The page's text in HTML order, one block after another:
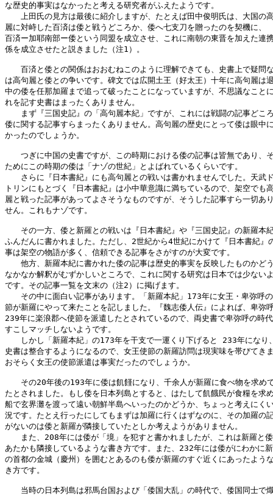
な歴史的事実はなかったと考える研究者がふえたようです。
上田氏の見方は最後に紹介しますが、たとえば田中俊明氏は、大国の
麗に対峙した百済は倭と戦うどころか、倭へ七支刀を贈ったのを契機に、
百済ー加耶南部ー倭という同盟を成立させ、これに南朝の東晋を加えた連
係を成立させたと説きました（注1）。
百済と倭との関係はおおむねこのように理解できても、史書上で疑問
は高句麗と倭との争いです。碑文では広開土王（好太王）十年に高句麗は
中の倭を任那加羅まで追って破ったことになっていますが、不思議なこと
れを記す史書はまったくありません。
まず『三国史記』の「高句麗本紀」ですが、これには戦闘の記事どこ
倭に関する記事すらまったくありません。高句麗の歴史にとって倭は眼中
かったのでしょうか。
つぎに中国の史書ですが、この時期における倭の記事は皆無であり、
ためにこの時期の倭は「ナゾの世紀」とよばれているくらいです。
さらに『日本書紀』にも高句麗との戦いは書かれませんでした。天武
トリンにもとづく『日本書紀』は小中華意識に満ちているので、架空でも
麗と戦った記事があってよさそうなものですが、そうした記事すら一切あ
せん。これもナゾです。
その一方、倭と新羅との戦いは『日本書紀』や『三国史記』の新羅本
ふんだんに書かれました。ただし、2世紀から4世紀にかけて『日本書紀』
事は架空の物語が多く、信頼できる記事をさがすのが大変です。
他方、新羅本紀に書かれた倭の記事は歴史的事実を反映したものかど
なかなか解釈がむずかしいところで、これに関する研究は日本では少ない
です。その記事一覧を文末の（注2）に掲げます。
その中に面白い記事があります。「新羅本紀」173年に女王・卑弥呼
節が新羅にやって来たことを記しました。『魏志倭人伝』によれば、卑弥
239年に楽浪郡へ使節を派遣したとされているので、両史書で卑弥呼の時
すこしマッチしないようです。
しかし「新羅本紀」の173年を干支で一運くり下げると 233年になり
史書は整合するようになるので、女王使節の新羅訪問は現実味を帯びてき
おそらく女王の使節派遣は事実だったのでしょうか。
その20年後の193年に倭は飢饉になり、千余人が新羅に食べ物を求め
たとされました。もし倭を日本列島とすると、はたして飢餓民が食糧を求
船で玄界灘を渡って遠い朝鮮半島へいったのかどうか、ちょっと考えにく
況です。たとえ行ったにしてもまずは加羅に行くはずなのに、その加羅の
がないのは倭と新羅が隣接していたとしか考えようがありません。
また、208年には倭が「境」を犯すと書かれましたが、これは新羅と
あたかも隣接しているような書き方です。また、232年には倭がにわかに
の首都の金城（慶州）を囲むとあるのも倭が新羅のすぐ近くにあったよう
き方です。
当時の日本列島は邪馬台国および「倭国大乱」の時代で、倭国同士で